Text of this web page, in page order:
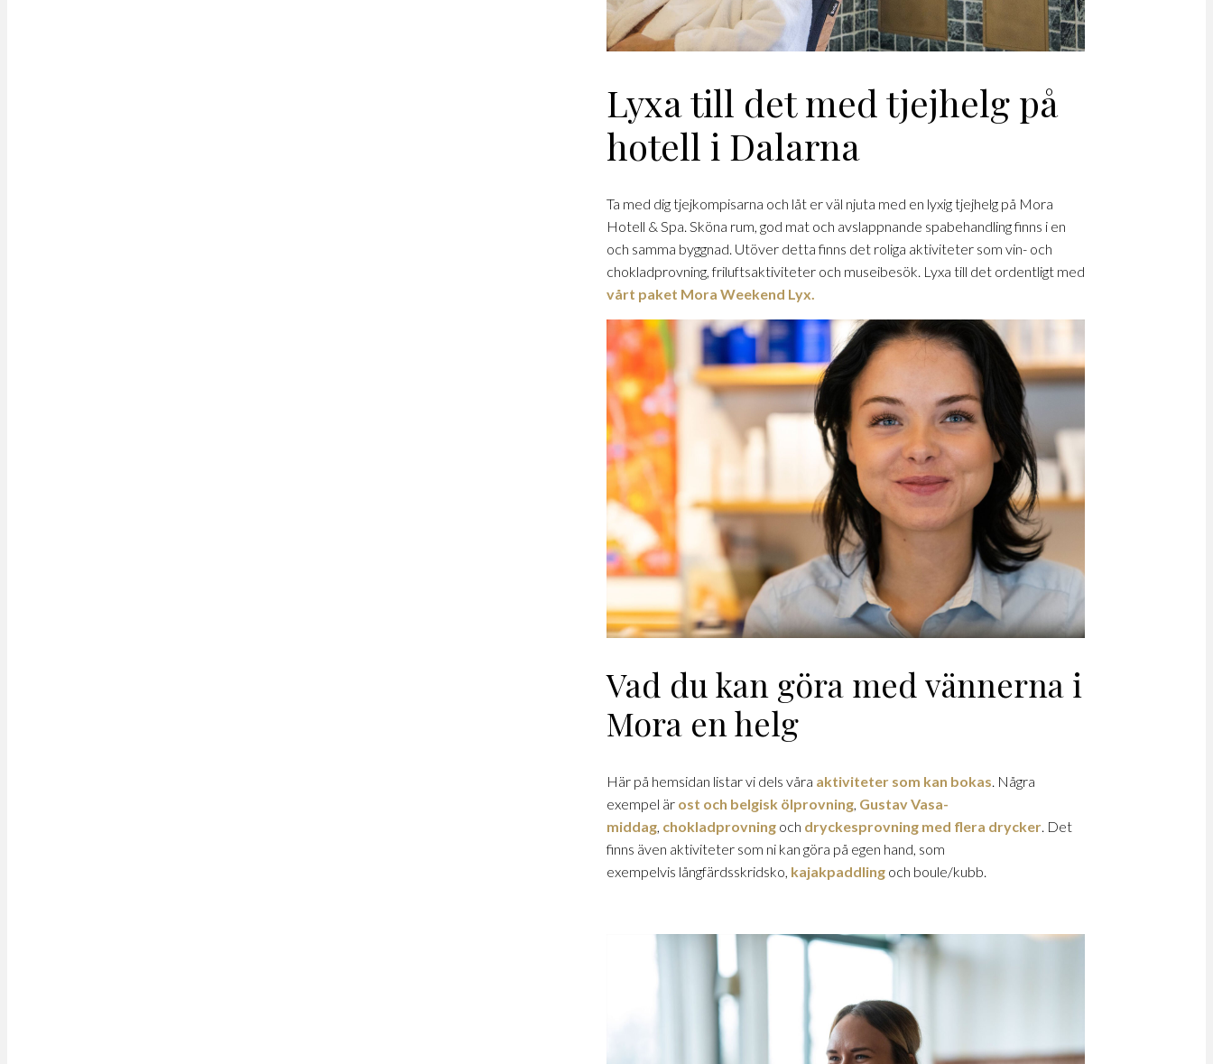
Lyxa till det med tjejhelg på
hotell i Dalarna
Ta med dig tjejkompisarna och låt er väl njuta med en lyxig tjejhelg på Mora
Hotell & Spa. Sköna rum, god mat och avslappnande spabehandling finns i en
och samma byggnad. Utöver detta finns det roliga aktiviteter som vin- och
chokladprovning, friluftsaktiviteter och museibesök. Lyxa till det ordentligt med
vårt paket Mora Weekend Lyx.
Vad du kan göra med vännerna i
Mora en helg
Här på hemsidan listar vi dels våra aktiviteter som kan bokas . Några
exempel är ost och belgisk ölprovning Gustav Vasa-
middag chokladprovning och dryckesprovning med flera drycker . Det
finns även aktiviteter som ni kan göra på egen hand, som
exempelvis långfärdsskridsko, kajakpaddling och boule/kubb.